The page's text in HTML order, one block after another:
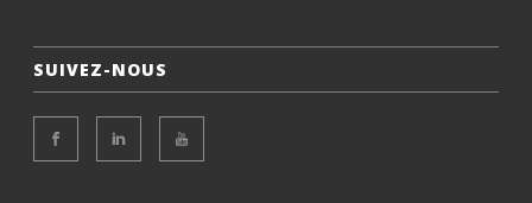
SUIVEZ-NOUS